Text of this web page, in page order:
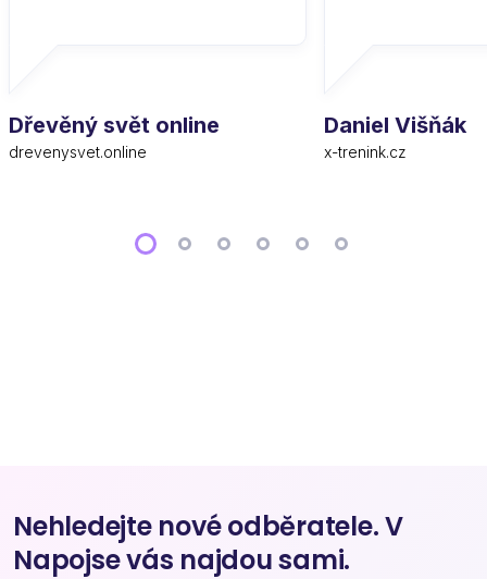
Dřevěný svět online
drevenysvet.online
Daniel Višňák
x-trenink.cz
Nehledejte nové odběratele. V
Napojse vás najdou sami.